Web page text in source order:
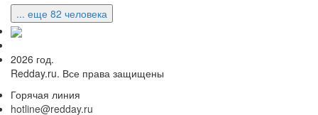
... еще 82 человека
2026 год.
Redday.ru. Все права защищены
Горячая линия
hotline@redday.ru